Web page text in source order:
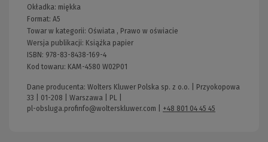
Okładka: miękka
Format: A5
Towar w kategorii: Oświata , Prawo w oświacie
Wersja publikacji: Książka papier
ISBN: 978-83-8438-169-4
Kod towaru: KAM-4580 W02P01
Dane producenta: Wolters Kluwer Polska sp. z o.o. | Przyokopowa
33 | 01-208 | Warszawa | PL |
pl-obsluga.profinfo@wolterskluwer.com
+48 801 04 45 45